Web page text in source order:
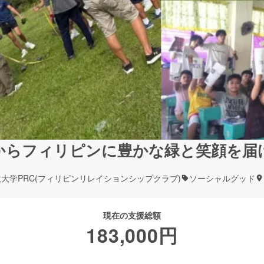
らフィリピンに豊かな緑と笑顔を届
学PRC(フィリピンリレイションシップクラブ) ソーシャルグッド
現在の支援総額
183,000円